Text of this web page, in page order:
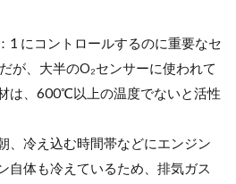
1 にコントロールするのに重要なセ
が、大半のO₂センサーに使われて
は、600℃以上の温度でないと活性
、冷え込む時間帯などにエンジン
自体も冷えているため、排気ガス